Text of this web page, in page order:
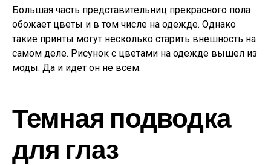
Большая часть представительниц прекрасного пола
обожает цветы и в том числе на одежде. Однако
такие принты могут несколько старить внешность на
самом деле. Рисунок с цветами на одежде вышел из
моды. Да и идет он не всем.
Темная подводка
для глаз